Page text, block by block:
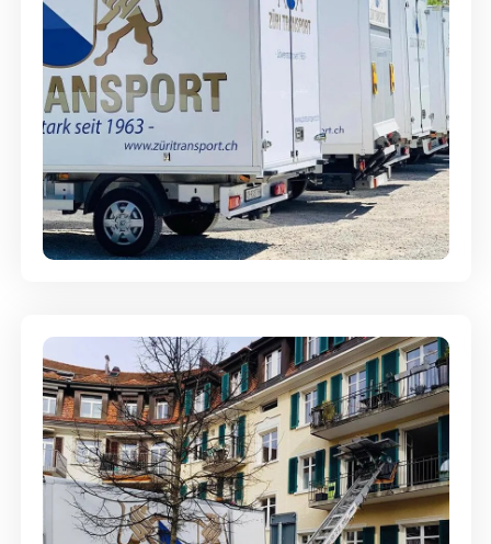
Möbellagerung - Alles sicher
aufbewahrt